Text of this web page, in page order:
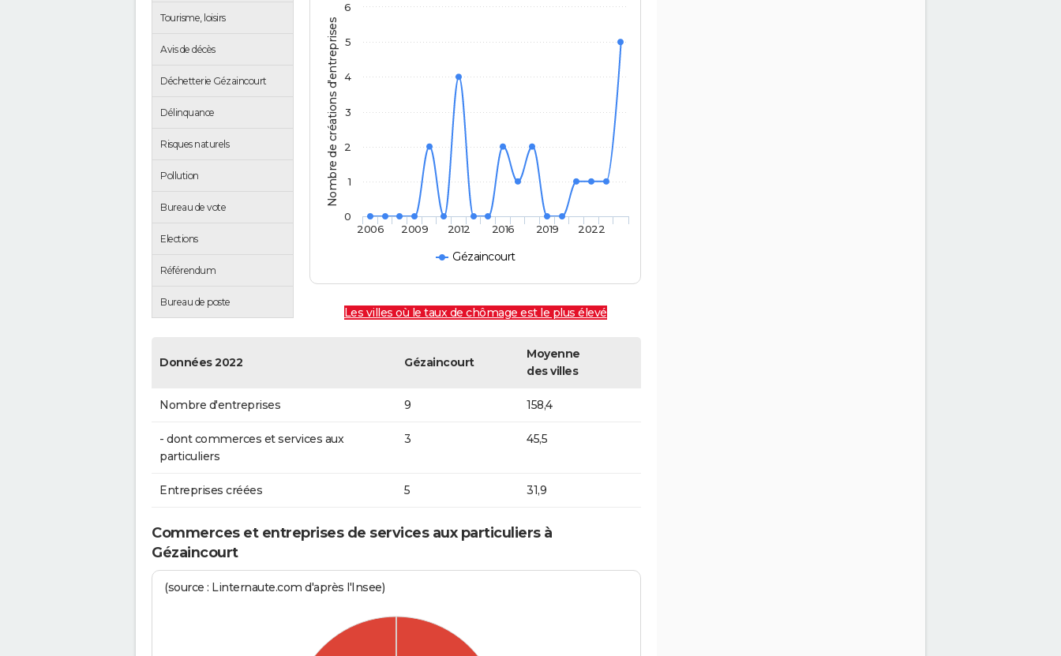
Tourisme, loisirs
Avis de décès
Déchetterie Gézaincourt
Délinquance
Risques naturels
Pollution
Bureau de vote
Elections
Référendum
Bureau de poste
Nombre de créations d'entreprises
Gézaincourt
2006 2009 2012 2016 2019 2022
0
1
2
3
4
5
6
Les villes où le taux de chômage est le plus élevé
Données 2022 Gézaincourt
Moyenne
des villes
Nombre d'entreprises 9 158,4
- dont commerces et services aux
particuliers
3 45,5
Entreprises créées 5 31,9
Commerces et entreprises de services aux particuliers à
Gézaincourt
(source : Linternaute.com d'après l'Insee)